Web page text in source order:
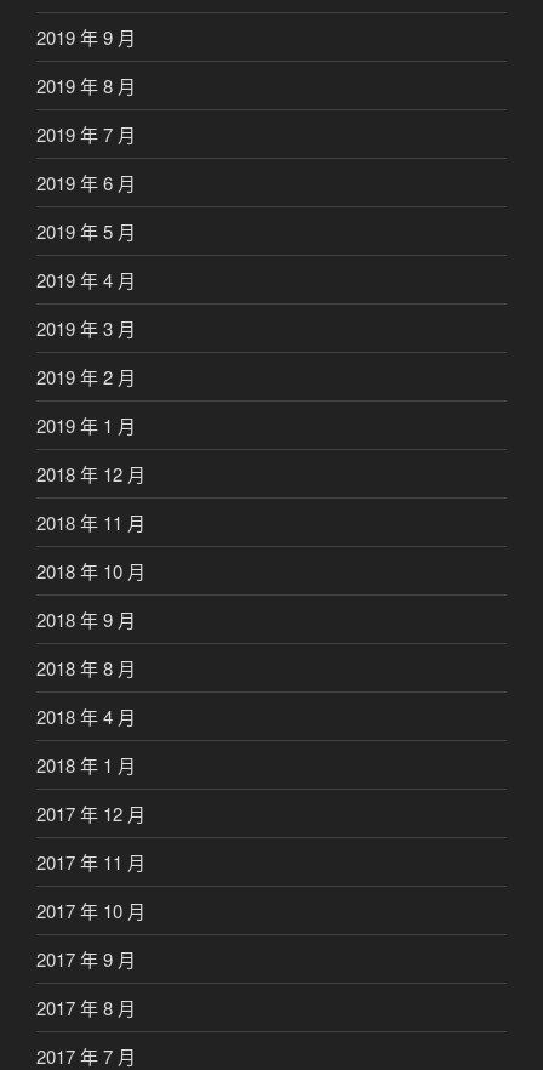
2019 年 9 月
2019 年 8 月
2019 年 7 月
2019 年 6 月
2019 年 5 月
2019 年 4 月
2019 年 3 月
2019 年 2 月
2019 年 1 月
2018 年 12 月
2018 年 11 月
2018 年 10 月
2018 年 9 月
2018 年 8 月
2018 年 4 月
2018 年 1 月
2017 年 12 月
2017 年 11 月
2017 年 10 月
2017 年 9 月
2017 年 8 月
2017 年 7 月